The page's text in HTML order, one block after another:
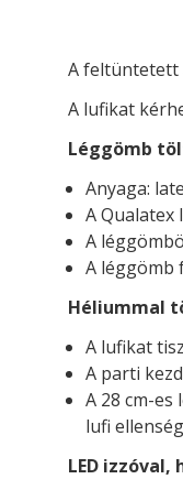
A feltüntetett
A lufikat
Léggömb
Anyaga:
A Qualatex
A
A léggömb
Héliummal
A lufikat
A parti
A 28 cm-
lufi
LED